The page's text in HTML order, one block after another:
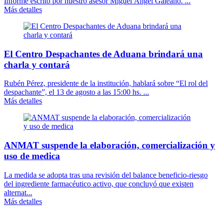
Más detalles
El Centro Despachantes de Aduana brindará una
charla y contará
Rubén Pérez, presidente de la institución, hablará sobre “El rol del
despachante”, el 13 de agosto a las 15:00 hs. ...
Más detalles
ANMAT suspende la elaboración, comercialización y
uso de medica
La medida se adopta tras una revisión del balance beneficio-riesgo
del ingrediente farmacéutico activo, que concluyó que existen
alternat...
Más detalles